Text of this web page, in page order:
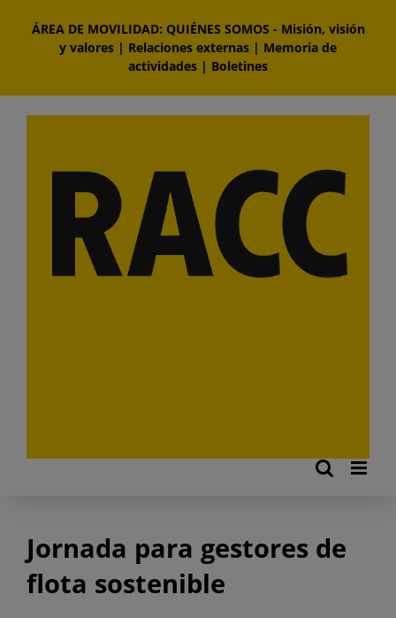
contenido
ÁREA DE MOVILIDAD: QUIÉNES SOMOS - Misión, visión
y valores | Relaciones externas | Memoria de
actividades | Boletines
Jornada para gestores de
flota sostenible